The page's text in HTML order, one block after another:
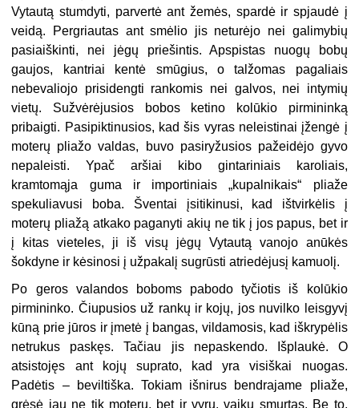
Vytautą stumdyti, parvertė ant žemės, spardė ir spjaudė į
veidą. Pergriautas ant smėlio jis neturėjo nei galimybių
pasiaiškinti, nei jėgų priešintis. Apspistas nuogų bobų
gaujos, kantriai kentė smūgius, o talžomas pagaliais
nebevaliojo prisidengti rankomis nei galvos, nei intymių
vietų. Sužvėrėjusios bobos ketino kolūkio pirmininką
pribaigti. Pasipiktinusios, kad šis vyras neleistinai įžengė į
moterų pliažo valdas, buvo pasiryžusios pažeidėjo gyvo
nepaleisti. Ypač aršiai kibo gintariniais karoliais,
kramtomąja guma ir importiniais „kupalnikais“ pliaže
spekuliavusi boba. Šventai įsitikinusi, kad ištvirkėlis į
moterų pliažą atkako paganyti akių ne tik į jos papus, bet ir
į kitas vieteles, ji iš visų jėgų Vytautą vanojo anūkės
šokdyne ir kėsinosi į užpakalį sugrūsti atriedėjusį kamuolį.
Po geros valandos boboms pabodo tyčiotis iš kolūkio
pirmininko. Čiupusios už rankų ir kojų, jos nuvilko leisgyvį
kūną prie jūros ir įmetė į bangas, vildamosis, kad iškrypėlis
netrukus paskęs. Tačiau jis nepaskendo. Išplaukė. O
atsistojęs ant kojų suprato, kad yra visiškai nuogas.
Padėtis – beviltiška. Tokiam išnirus bendrajame pliaže,
grėsė jau ne tik moterų, bet ir vyrų, vaikų smurtas. Be to,